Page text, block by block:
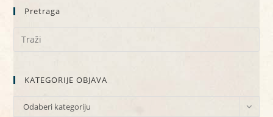
Pretraga
KATEGORIJE OBJAVA
KATEGORIJE
Odaberi kategoriju